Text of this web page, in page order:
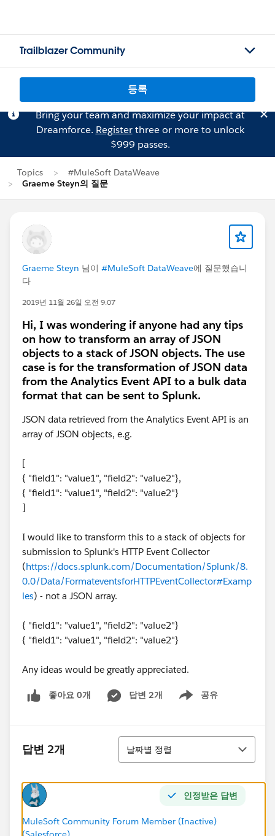
Trailblazer Community
등록
Bring your team and maximize your impact at
Dreamforce. Registerthree or more to unlock
$999 passes.
Topics
#MuleSoft DataWeave
Graeme Steyn의 질문
Graeme Steyn 님이 #MuleSoft DataWeave에 질문했습니
다
2019년 11월 26일 오전 9:07
Hi, I was wondering if anyone had any tips
on how to transform an array of JSON
objects to a stack of JSON objects. The use
case is for the transformation of JSON data
from the Analytics Event API to a bulk data
format that can be sent to Splunk.
JSON data retrieved from the Analytics Event API is an
array of JSON objects, e.g.
[
{ "field1": "value1", "field2": "value2"},
{ "field1": "value1", "field2": "value2"}
]
I would like to transform this to a stack of objects for
submission to Splunk's HTTP Event Collector
(https://docs.splunk.com/Documentation/Splunk/8.
0.0/Data/FormateventsforHTTPEventCollector#Examp
les) - not a JSON array.
{ "field1": "value1", "field2": "value2"}
{ "field1": "value1", "field2": "value2"}
Any ideas would be greatly appreciated.
좋아요 0개 답변 2개 공유
Show menu
답변 2개
정렬
날짜별 정렬
인정받은 답변
MuleSoft Community Forum Member (Inactive)